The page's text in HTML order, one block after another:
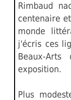
Rimbaud
centenaire
monde
j'écris ces
Beaux-
exposition.
Plus